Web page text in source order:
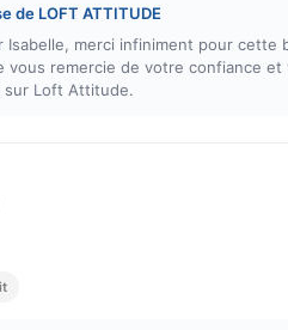
de LOFT ATTITUDE
Isabelle, merci infiniment pour cette
vous remercie de votre confiance
sur Loft Attitude.